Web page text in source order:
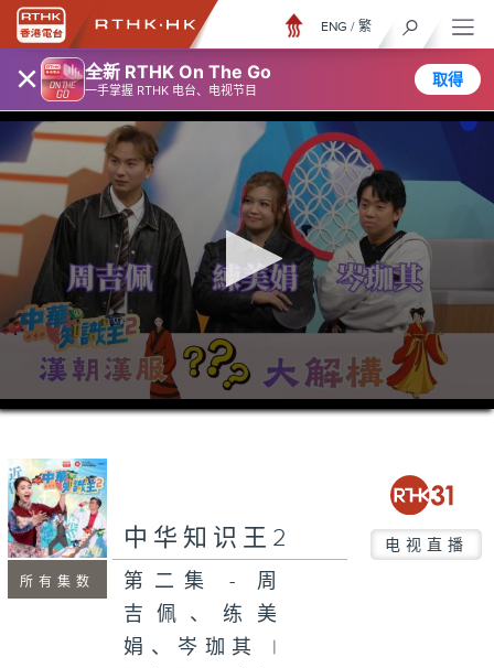
× 全新 RTHK On The Go
一手掌握 RTHK 电台、电视节目
取得
ENG / 繁
0
seconds
minutes,
7
seconds
所有集数
中华知识王2 电视直播
第二集 - 周
吉佩、练美
娟、岑珈其 |